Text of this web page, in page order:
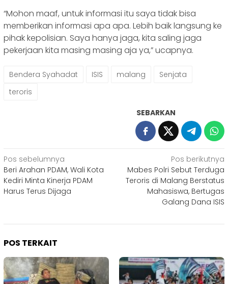
“Mohon maaf, untuk informasi itu saya tidak bisa
memberikan informasi apa apa. Lebih baik langsung ke
pihak kepolisian. Saya hanya jaga, kita saling jaga
pekerjaan kita masing masing aja ya,” ucapnya.
Bendera Syahadat ISIS malang
Senjata
teroris
SEBARKAN
Navigasi
pos
Pos sebelumnya
Beri Arahan PDAM, Wali Kota
Kediri Minta Kinerja PDAM
Harus Terus Dijaga
Pos berikutnya
Mabes Polri Sebut Terduga
Teroris di Malang Berstatus
Mahasiswa, Bertugas
Galang Dana ISIS
POS TERKAIT